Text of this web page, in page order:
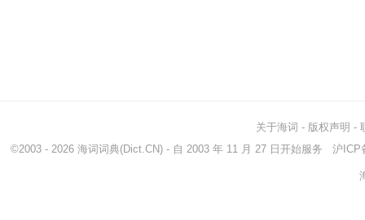
关于海词 - 版权声明 -
©2003 - 2026 海词词典(Dict.CN) - 自 2003 年 11 月 27 日开始服务 沪ICP